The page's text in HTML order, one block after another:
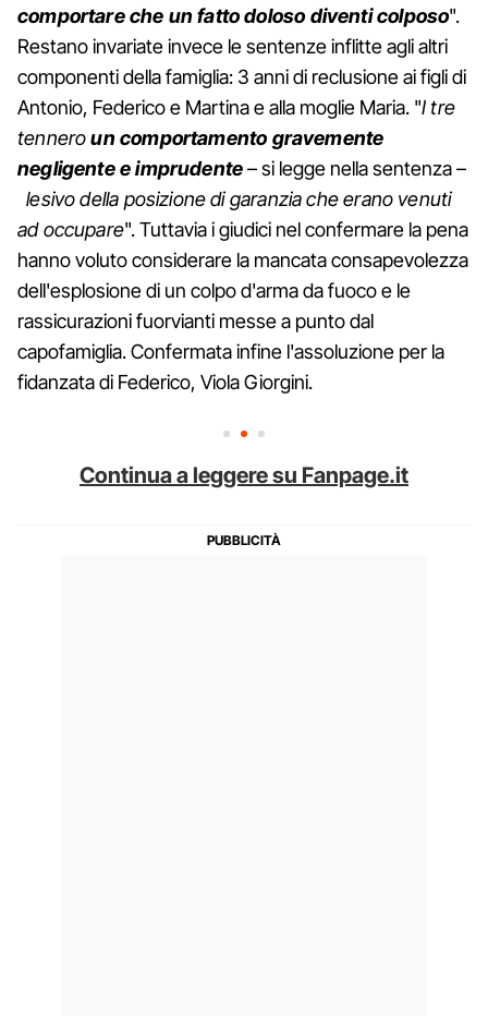
comportare che un fatto doloso diventi colposo".
Restano invariate invece le sentenze inflitte agli altri
componenti della famiglia: 3 anni di reclusione ai figli di
Antonio, Federico e Martina e alla moglie Maria. "I tre
tenneroun comportamento gravemente
negligente e imprudente– si legge nella sentenza –
lesivo della posizione di garanzia che erano venuti
ad occupare". Tuttavia i giudici nel confermare la pena
hanno voluto considerare la mancata consapevolezza
dell'esplosione di un colpo d'arma da fuoco e le
rassicurazioni fuorvianti messe a punto dal
capofamiglia. Confermata infine l'assoluzione per la
fidanzata di Federico, Viola Giorgini.
Continua a leggere su Fanpage.it